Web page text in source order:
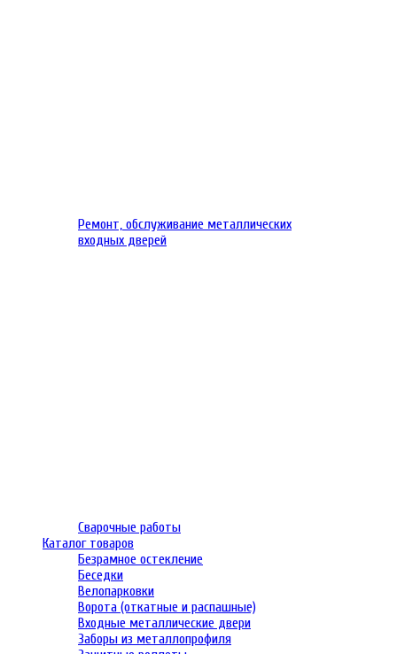
Ремонт, обслуживание металлических
входных дверей
Сварочные работы
Каталог товаров
Безрамное остекление
Беседки
Велопарковки
Ворота (откатные и распашные)
Входные металлические двери
Заборы из металлопрофиля